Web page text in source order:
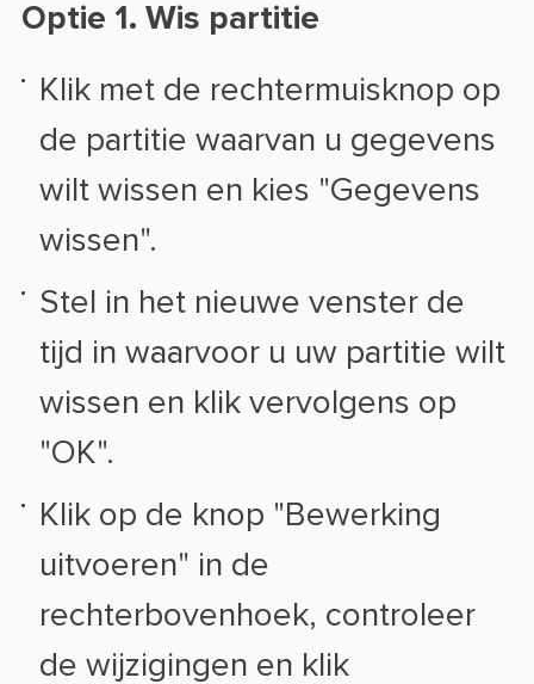
Optie 1. Wis partitie
Klik met de rechtermuisknop op
de partitie waarvan u gegevens
wilt wissen en kies "Gegevens
wissen".
Stel in het nieuwe venster de
tijd in waarvoor u uw partitie wilt
wissen en klik vervolgens op
"OK".
Klik op de knop "Bewerking
uitvoeren" in de
rechterbovenhoek, controleer
de wijzigingen en klik